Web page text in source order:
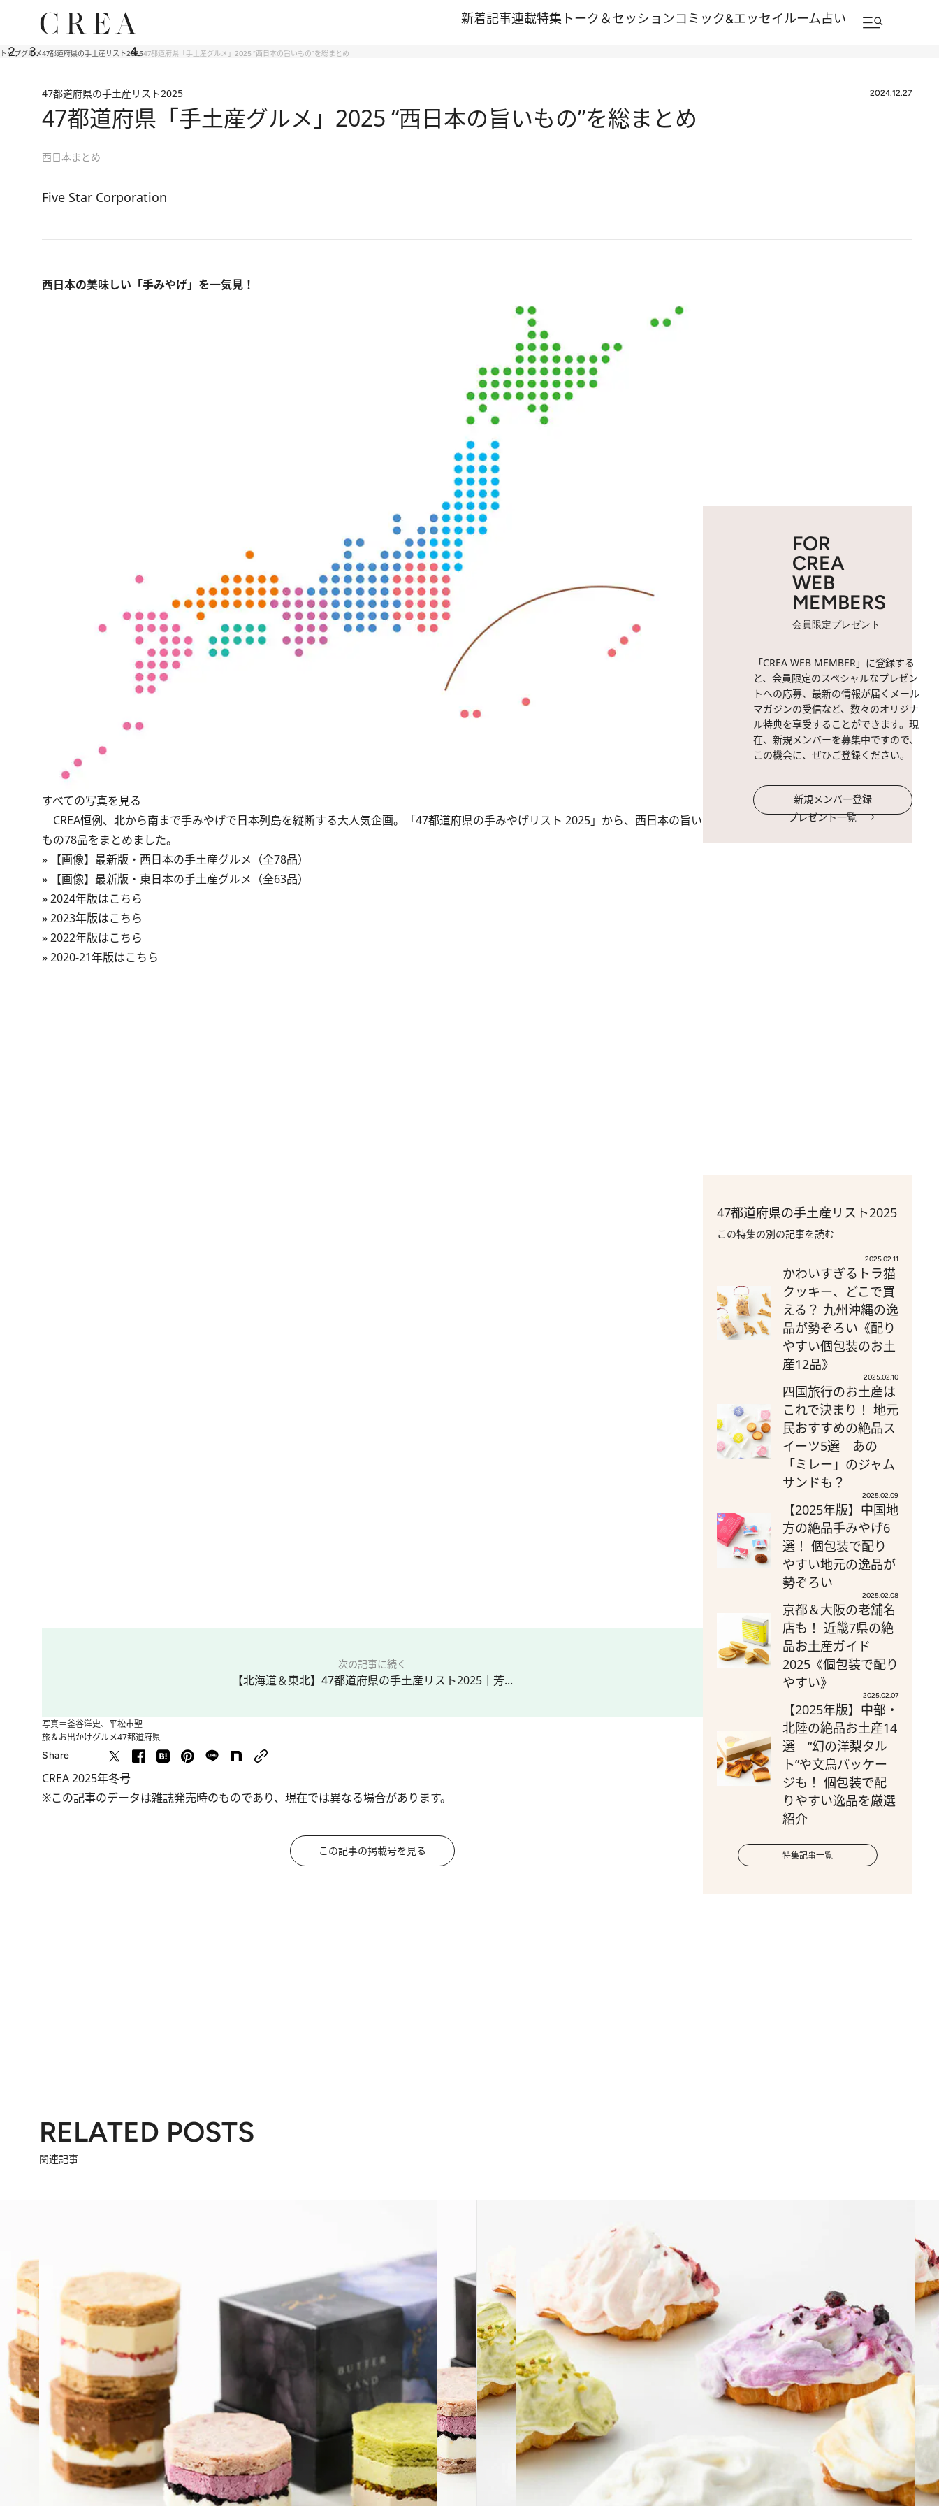
新着記事連載特集 トーク＆セッションコミック&エッセイルーム占い
トップグルメ47都道府県の手土産リスト202547都道府県「手土産グルメ」2025 “西日本の旨いもの”を総まとめ
47都道府県の手土産リスト2025 2024.12.27
47都道府県「手土産グルメ」2025 “西日本の旨いもの”を総まとめ
西日本まとめ
Five Star Corporation
西日本の美味しい「手みやげ」を一気見！
すべての写真を見る
CREA恒例、北から南まで手みやげで日本列島を縦断する大人気企画。「47都道府県の手みやげリスト 2025」から、西日本の旨い
もの78品をまとめました。
»
【画像】最新版・西日本の手土産グルメ（全78品）
»
【画像】最新版・東日本の手土産グルメ（全63品）
»2024年版はこちら
»2023年版はこちら
»2022年版はこちら
»2020-21年版はこちら
次の記事に続く
【北海道＆東北】47都道府県の手土産リスト2025｜芳...
写真＝釜谷洋史、平松市聖
旅＆お出かけグルメ47都道府県
Share
CREA 2025年冬号
※この記事のデータは雑誌発売時のものであり、現在では異なる場合があります。
この記事の掲載号を見る
FOR
CREA
WEB
MEMBERS
会員限定プレゼント
「CREA WEB MEMBER」に登録する
と、会員限定のスペシャルなプレゼン
トへの応募、最新の情報が届くメール
マガジンの受信など、数々のオリジナ
ル特典を享受することができます。現
在、新規メンバーを募集中ですので、
この機会に、ぜひご登録ください。
新規メンバー登録
プレゼント一覧
47都道府県の手土産リスト2025
この特集の別の記事を読む
2025.02.11
かわいすぎるトラ猫
クッキー、どこで買
える？ 九州沖縄の逸
品が勢ぞろい《配り
やすい個包装のお土
産12品》
2025.02.10
四国旅行のお土産は
これで決まり！ 地元
民おすすめの絶品ス
イーツ5選 あの
「ミレー」のジャム
サンドも？
2025.02.09
【2025年版】中国地
方の絶品手みやげ6
選！ 個包装で配り
やすい地元の逸品が
勢ぞろい
2025.02.08
京都＆大阪の老舗名
店も！ 近畿7県の絶
品お土産ガイド
2025《個包装で配り
やすい》
2025.02.07
【2025年版】中部・
北陸の絶品お土産14
選 “幻の洋梨タル
ト”や文鳥パッケー
ジも！ 個包装で配
りやすい逸品を厳選
紹介
特集記事一覧
RELATED POSTS
関連記事